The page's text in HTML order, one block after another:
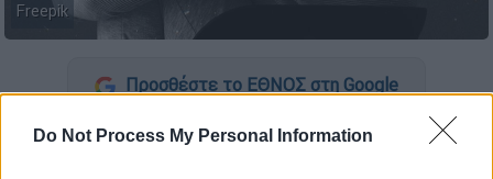
Do Not Process My Personal Information
Freepik
Προσθέστε το ΕΘΝΟΣ στη Google
Συμβολική δράση , με σύνθημα«Όχι άλλη